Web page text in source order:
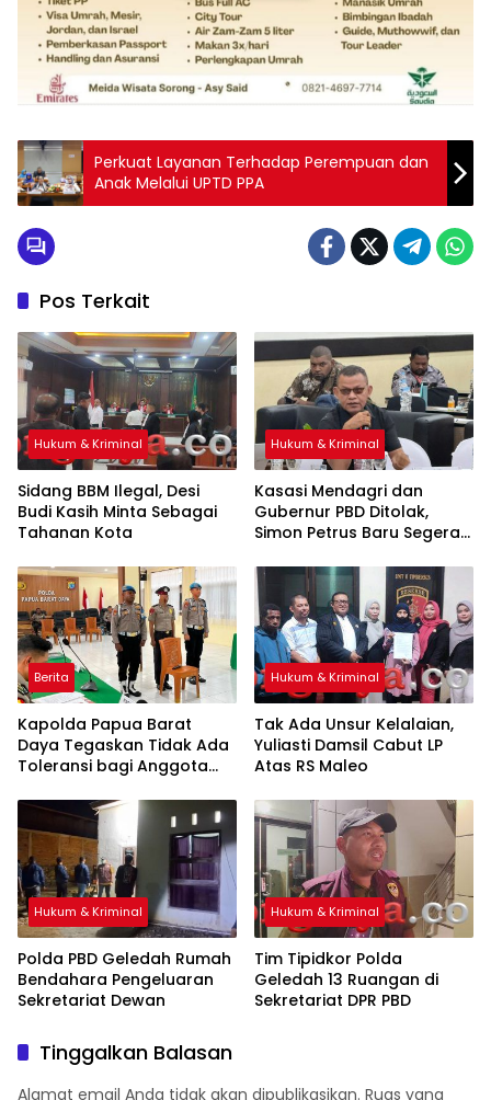
Perkuat Layanan Terhadap Perempuan dan
Anak Melalui UPTD PPA
Pos Terkait
Hukum & Kriminal
Sidang BBM Ilegal, Desi
Budi Kasih Minta Sebagai
Tahanan Kota
Hukum & Kriminal
Kasasi Mendagri dan
Gubernur PBD Ditolak,
Simon Petrus Baru Segera
Berita
Kapolda Papua Barat
Daya Tegaskan Tidak Ada
Toleransi bagi Anggota
Hukum & Kriminal
Tak Ada Unsur Kelalaian,
Yuliasti Damsil Cabut LP
Atas RS Maleo
Hukum & Kriminal
Polda PBD Geledah Rumah
Bendahara Pengeluaran
Sekretariat Dewan
Hukum & Kriminal
Tim Tipidkor Polda
Geledah 13 Ruangan di
Sekretariat DPR PBD
Tinggalkan Balasan
Alamat email Anda tidak akan dipublikasikan. Ruas yang